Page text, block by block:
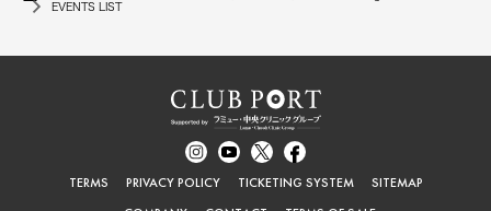
EVENTS LIST
TERMS PRIVACY POLICY TICKETING SYSTEM
SITEMAP